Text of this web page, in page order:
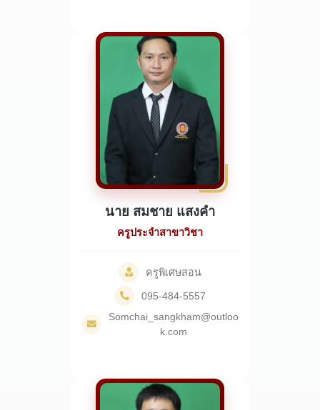
นาย สมชาย แสงคำ
ครูประจำสาขาวิชา
ครูพิเศษสอน
095-484-5557
Somchai_sangkham@outloo
k.com